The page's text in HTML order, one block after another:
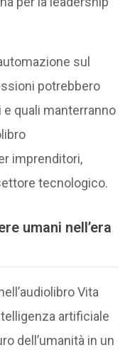
sul
potrebbero
quali manterranno
imprenditori,
tecnologico.
umani nell’era
Vita
artificiale
dell’umanità in un